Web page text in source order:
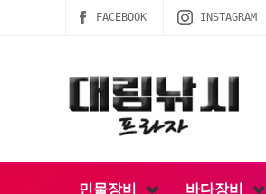
FACEBOOK INSTAGRAM
민물장비 바다장비